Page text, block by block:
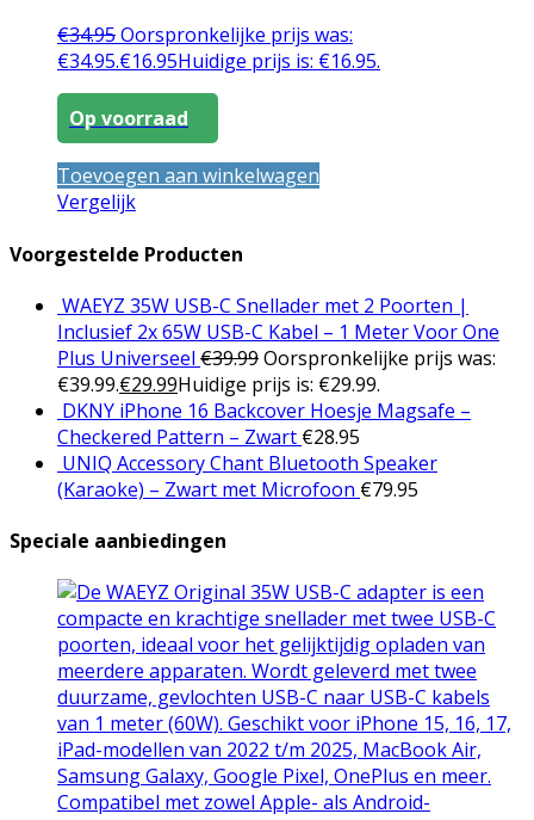
€34.95Oorspronkelijke prijs was:
€34.95.€16.95Huidige prijs is: €16.95.
Op voorraad
Toevoegen aan winkelwagen
Vergelijk
Voorgestelde Producten
WAEYZ 35W USB-C Snellader met 2 Poorten |
Inclusief 2x 65W USB-C Kabel – 1 Meter Voor One
Plus Universeel €39.99Oorspronkelijke prijs was:
€39.99.€29.99Huidige prijs is: €29.99.
DKNY iPhone 16 Backcover Hoesje Magsafe –
Checkered Pattern – Zwart €28.95
UNIQ Accessory Chant Bluetooth Speaker
(Karaoke) – Zwart met Microfoon €79.95
Speciale aanbiedingen